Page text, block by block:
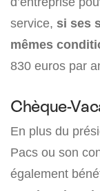
service, si ses
mêmes
830 euros par
Chèque-
En plus du
Pacs ou son
également